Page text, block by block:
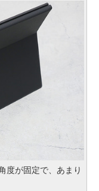
度が固定で、あまり